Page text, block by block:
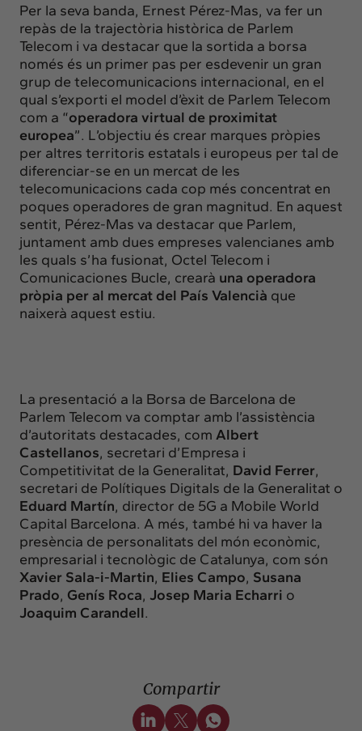
Per la seva banda, Ernest Pérez-Mas, va fer un
repàs de la trajectòria històrica de Parlem
Telecom i va destacar que la sortida a borsa
només és un primer pas per esdevenir un gran
grup de telecomunicacions internacional, en el
qual s’exporti el model d’èxit de Parlem Telecom
com a “operadora virtual de proximitat
europea”. L’objectiu és crear marques pròpies
per altres territoris estatals i europeus per tal de
diferenciar-se en un mercat de les
telecomunicacions cada cop més concentrat en
poques operadores de gran magnitud. En aquest
sentit, Pérez-Mas va destacar que Parlem,
juntament amb dues empreses valencianes amb
les quals s’ha fusionat, Octel Telecom i
Comunicaciones Bucle, crearà una operadora
pròpia per al mercat del País Valencià que
naixerà aquest estiu.
La presentació a la Borsa de Barcelona de
Parlem Telecom va comptar amb l’assistència
d’autoritats destacades, com Albert
Castellanos, secretari d’Empresa i
Competitivitat de la Generalitat, David Ferrer,
secretari de Polítiques Digitals de la Generalitat o
Eduard Martín, director de 5G a Mobile World
Capital Barcelona. A més, també hi va haver la
presència de personalitats del món econòmic,
empresarial i tecnològic de Catalunya, com són
Xavier Sala-i-Martin, Elies Campo, Susana
Prado, Genís Roca, Josep Maria Echarri o
Joaquim Carandell.
Compartir